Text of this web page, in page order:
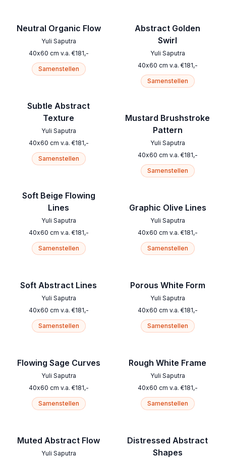
Neutral Organic Flow
Yuli Saputra
40x60 cm v.a. €181,-
Samenstellen
Subtle Abstract
Texture
Yuli Saputra
40x60 cm v.a. €181,-
Samenstellen
Soft Beige Flowing
Lines
Yuli Saputra
40x60 cm v.a. €181,-
Samenstellen
Soft Abstract Lines
Yuli Saputra
40x60 cm v.a. €181,-
Samenstellen
Flowing Sage Curves
Yuli Saputra
40x60 cm v.a. €181,-
Samenstellen
Muted Abstract Flow
Yuli Saputra
Abstract Golden
Swirl
Yuli Saputra
40x60 cm v.a. €181,-
Samenstellen
Mustard Brushstroke
Pattern
Yuli Saputra
40x60 cm v.a. €181,-
Samenstellen
Graphic Olive Lines
Yuli Saputra
40x60 cm v.a. €181,-
Samenstellen
Porous White Form
Yuli Saputra
40x60 cm v.a. €181,-
Samenstellen
Rough White Frame
Yuli Saputra
40x60 cm v.a. €181,-
Samenstellen
Distressed Abstract
Shapes